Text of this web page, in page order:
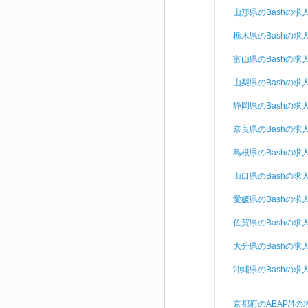
山形県のBashの求
栃木県のBashの求
富山県のBashの求
山梨県のBashの求
静岡県のBashの求
奈良県のBashの求
島根県のBashの求
山口県のBashの求
愛媛県のBashの求
佐賀県のBashの求
大分県のBashの求
沖縄県のBashの求
京都府のABAP/4の